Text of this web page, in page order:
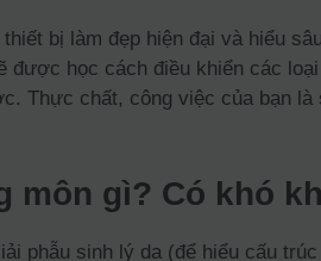
bị làm đẹp hiện đại và hiểu
học cách điều khiển các
Thực chất, công việc của bạn
môn gì? Có khó
phẫu sinh lý da (để hiểu cấu